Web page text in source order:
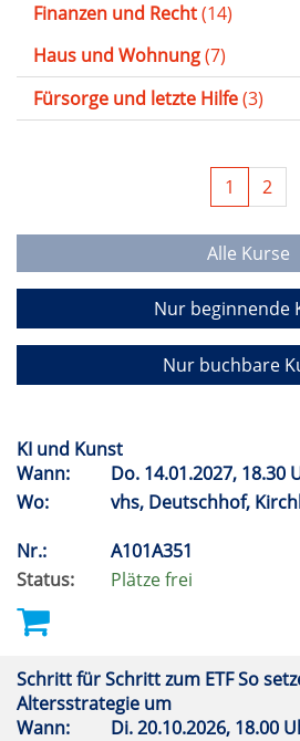
Finanzen und Recht(14)
Haus und Wohnung(7)
Fürsorge und letzte Hilfe(3)
1 2
Alle Kurse
Nur beginnende
Nur buchbare
KI und Kunst
Wann:
Do. 14.01.2027, 18.30
Wo:
vhs, Deutschhof,
Nr.:
A101A351
Status:
Plätze frei
Schritt für Schritt zum ETF So
Altersstrategie um
Wann:
Di.20.10.2026, 18.00